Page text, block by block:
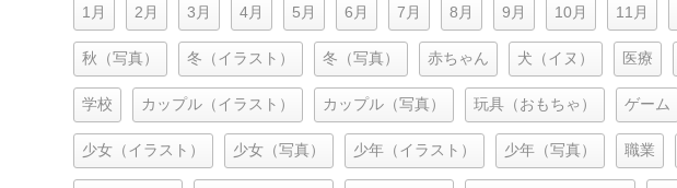
1月 2月 3月 4月 5月 6月 7月 8月 9月 10月 11月
秋（写真） 冬（イラスト） 冬（写真） 赤ちゃん 犬（イヌ） 医療
学校 カップル（イラスト） カップル（写真） 玩具（おもちゃ） ゲーム
少女（イラスト） 少女（写真） 少年（イラスト） 少年（写真） 職業